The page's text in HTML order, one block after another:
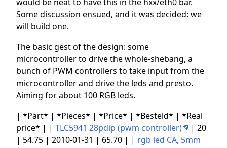
would be neat to have this in the hxx/eth0 bar.
Some discussion ensued, and it was decided: we
will build one.
The basic gest of the design: some
microcontroller to drive the whole-shebang, a
bunch of PWM controllers to take input from the
microcontroller and drive the leds and presto.
Aiming for about 100 RGB leds.
| *Part* | *Pieces* | *Price* | *Besteld* | *Real
price* | | TLC5941 28pdip (pwm controller)
| 20
| 54.75 | 2010-01-31 | 65.70 | | rgb led CA, 5mm